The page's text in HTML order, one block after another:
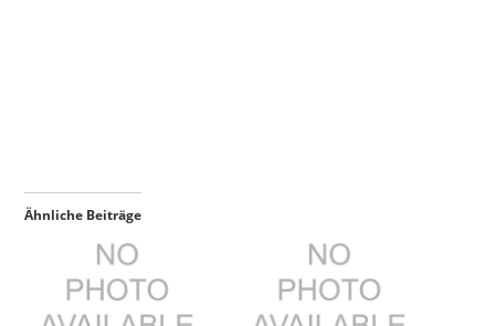
Ähnliche Beiträge